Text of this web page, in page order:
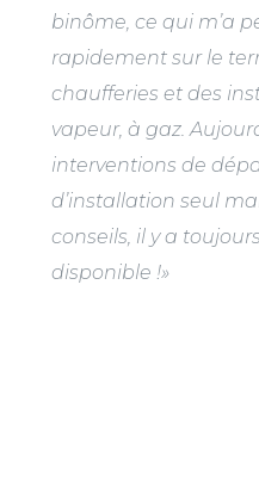
binôme, ce qui m’a
rapidement sur le
chaufferies et des
vapeur, à gaz.
interventions de
d’installation seul
conseils, il y a
disponible !»